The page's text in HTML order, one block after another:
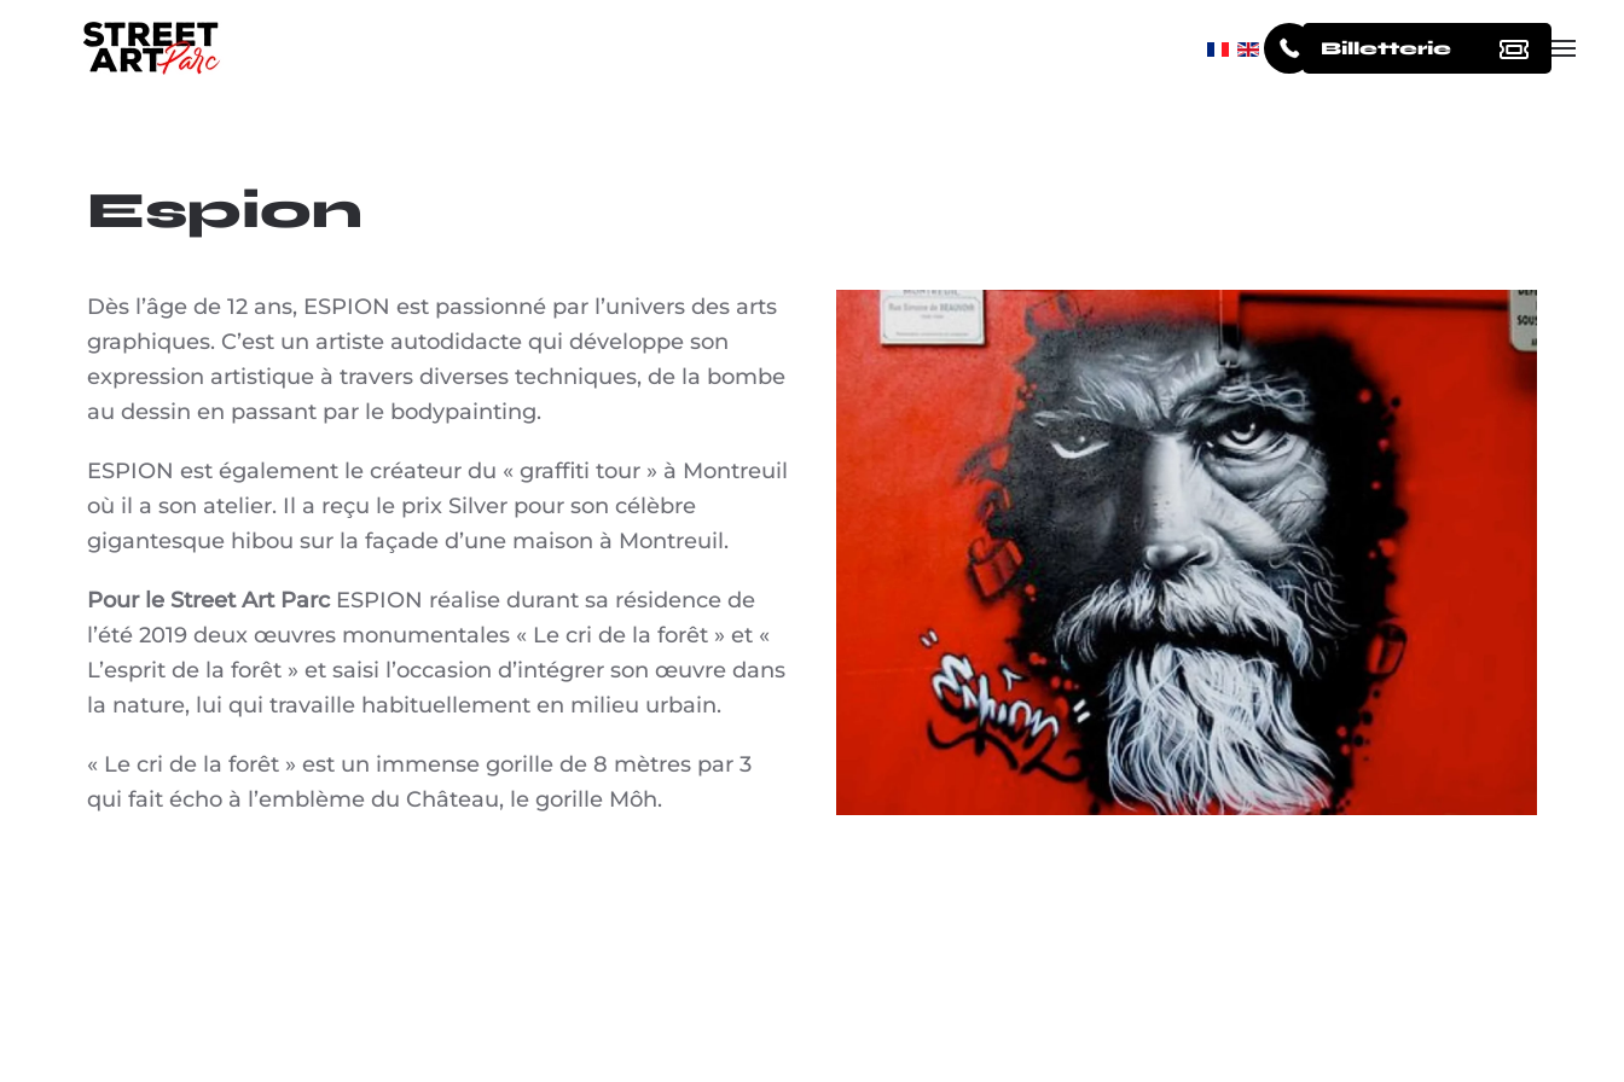
Skip to main content Billetterie
Espion
Dès l’âge de 12 ans, ESPION est passionné par l’univers des arts
graphiques. C’est un artiste autodidacte qui développe son
expression artistique à travers diverses techniques, de la bombe
au dessin en passant par le bodypainting.
ESPION est également le créateur du « graffiti tour » à Montreuil
où il a son atelier. Il a reçu le prix Silver pour son célèbre
gigantesque hibou sur la façade d’une maison à Montreuil.
Pour le Street Art Parc ESPION réalise durant sa résidence de
l’été 2019 deux œuvres monumentales « Le cri de la forêt » et «
L’esprit de la forêt » et saisi l’occasion d’intégrer son œuvre dans
la nature, lui qui travaille habituellement en milieu urbain.
« Le cri de la forêt » est un immense gorille de 8 mètres par 3
qui fait écho à l’emblème du Château, le gorille Môh.